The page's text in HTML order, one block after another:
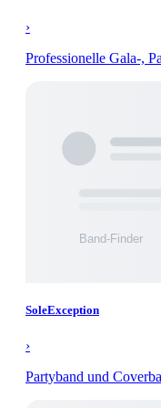
›
Professionelle Gala-,
SoleException
›
Partyband und